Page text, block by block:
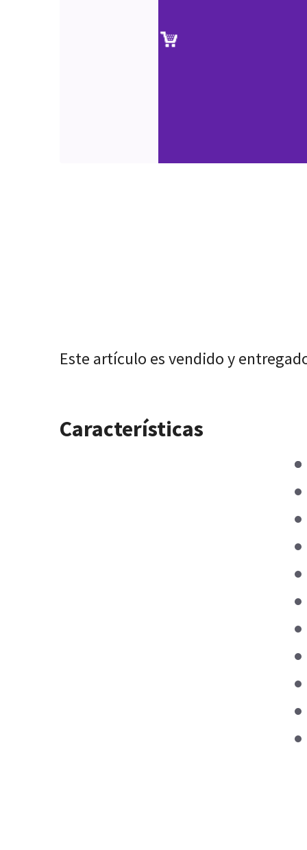
Este artículo es vendido y
Características